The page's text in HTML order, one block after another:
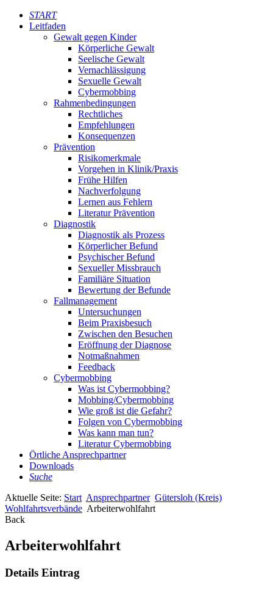
START
Leitfaden
Gewalt gegen Kinder
Körperliche Gewalt
Seelische Gewalt
Vernachlässigung
Sexuelle Gewalt
Cybermobbing
Rahmenbedingungen
Rechtliches
Empfehlungen
Konsequenzen
Prävention
Risikomerkmale
Vorgehen in Klinik/Praxis
Frühe Hilfen
Nachverfolgung
Lernen aus Fehlern
Literatur Prävention
Diagnostik
Diagnostik als Prozess
Körperlicher Befund
Psychischer Befund
Sexueller Missbrauch
Familiäre Situation
Bewertung der Befunde
Fallmanagement
Untersuchungen
Beim Praxisbesuch
Zwischen den Besuchen
Eröffnung der Diagnose
Notmaßnahmen
Feedback
Cybermobbing
Was ist Cybermobbing?
Mobbing/Cybermobbing
Wie groß ist die Gefahr?
Folgen von Cybermobbing
Was kann man tun?
Literatur Cybermobbing
Örtliche Ansprechpartner
Downloads
Suche
Aktuelle Seite: Start Ansprechpartner Gütersloh (Kreis)
Wohlfahrtsverbände Arbeiterwohlfahrt
Back
Arbeiterwohlfahrt
Details Eintrag